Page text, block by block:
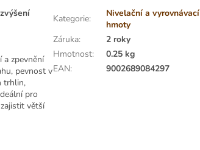
a zpevnění
pevnost v
trhlin,
pro
větší
Kategorie:
Nivelační a vyrovnávací
hmoty
Záruka:
2 roky
Hmotnost:
0.25 kg
EAN: 9002689084297